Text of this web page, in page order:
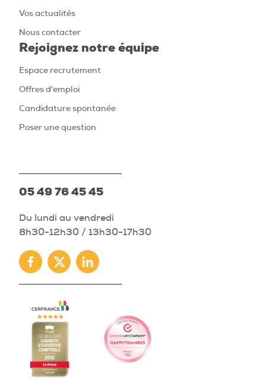
Vos actualités
Nous contacter
Rejoignez notre équipe
Espace recrutement
Offres d'emploi
Candidature spontanée
Poser une question
05 49 76 45 45
Du lundi au vendredi
8h30-12h30 / 13h30-17h30
Facebook
TwitterLinkedin